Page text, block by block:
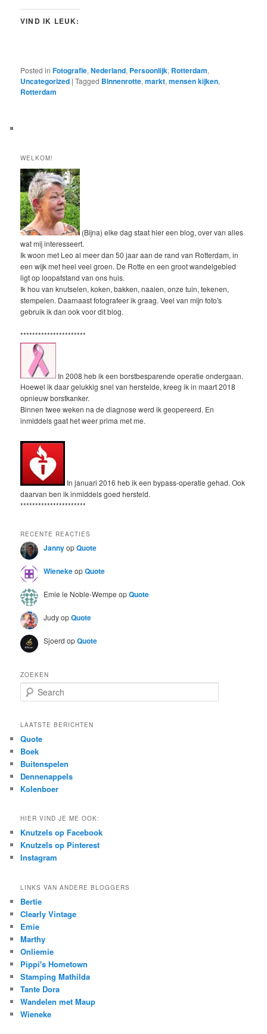
VIND IK LEUK:
Posted in Fotografie,Nederland, Persoonlijk, Rotterdam,
Uncategorized |Tagged Binnenrotte,markt,mensen kijken,
Rotterdam
WELKOM!
(Bijna) elke dag staat hier een blog, over van alles
wat mij interesseert.
Ik woon met Leo al meer dan 50 jaar aan de rand van Rotterdam, in
een wijk met heel veel groen. De Rotte en een groot wandelgebied
ligt op loopafstand van ons huis.
Ik hou van knutselen, koken, bakken, naaien, onze tuin, tekenen,
stempelen. Daarnaast fotografeer ik graag. Veel van mijn foto's
gebruik ik dan ook voor dit blog.
**********************
In 2008 heb ik een borstbesparende operatie ondergaan.
Hoewel ik daar gelukkig snel van herstelde, kreeg ik in maart 2018
opnieuw borstkanker.
Binnen twee weken na de diagnose werd ik geopereerd. En
inmiddels gaat het weer prima met me.
In januari 2016 heb ik een bypass-operatie gehad. Ook
daarvan ben ik inmiddels goed hersteld.
**********************
RECENTE REACTIES
JannyopQuote
WienekeopQuote
Emie le Noble-Wempe opQuote
JudyopQuote
Sjoerd opQuote
ZOEKEN
e
r
h
LAATSTE BERICHTEN
Quote
Boek
Buitenspelen
Dennenappels
Kolenboer
HIER VIND JE ME OOK:
Knutzels op Facebook
Knutzels op Pinterest
Instagram
LINKS VAN ANDERE BLOGGERS
Bertie
Clearly Vintage
Emie
Marthy
Onliemie
Pippi's Hometown
Stamping Mathilda
Tante Dora
Wandelen met Maup
Wieneke